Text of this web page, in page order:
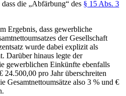
die „Abfärbung“ des § 15 Abs. 3
Ergebnis, dass gewerbliche
der Gesellschaft
wurde dabei explizit als
Darüber hinaus legte der
gewerblichen Einkünfte ebenfalls
24.500,00 pro Jahr überschreiten
Gesamtnettoumsätze also 3 % und €